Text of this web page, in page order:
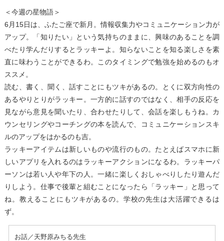
＜今週の星物語＞
6月15日は、ふたご座で新月。情報収集力やコミュニケーション力が
アップ。「知りたい」という気持ちのままに、興味のあることを調
べたり学んだりするとラッキーよ。知らないことを知る楽しさを素
直に味わうことができるわ。このタイミングで勉強を始めるのもオ
ススメ。
読む、書く、聞く、話すことにもツキがあるの。とくに双方向性の
あるやりとりがラッキー。一方的に話すのではなく、相手の反応を
見ながら意見を聞いたり、合わせたりして、会話を楽しもうね。カ
ウンセリングやコーチングの本を読んで、コミュニケーションスキ
ルのアップをはかるのも吉。
ラッキーアイテムは新しいものや流行のもの。たとえばスマホに新
しいアプリを入れるのはラッキーアクションになるわ。ラッキーパ
ーソンは若い人や年下の人。一緒に楽しくおしゃべりしたり遊んだ
りしよう。仕事で後輩と組むことになったら「ラッキー」と思って
ね。教えることにもツキがあるの。学校の先生は大活躍できるは
ず。
お話／天野原みちる先生